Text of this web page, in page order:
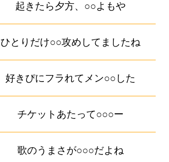
起きたら夕方、○○よもや
ひとりだけ○○攻めしてましたね
好きぴにフラれてメン○○した
チケットあたって○○○ー
歌のうまさが○○○だよね